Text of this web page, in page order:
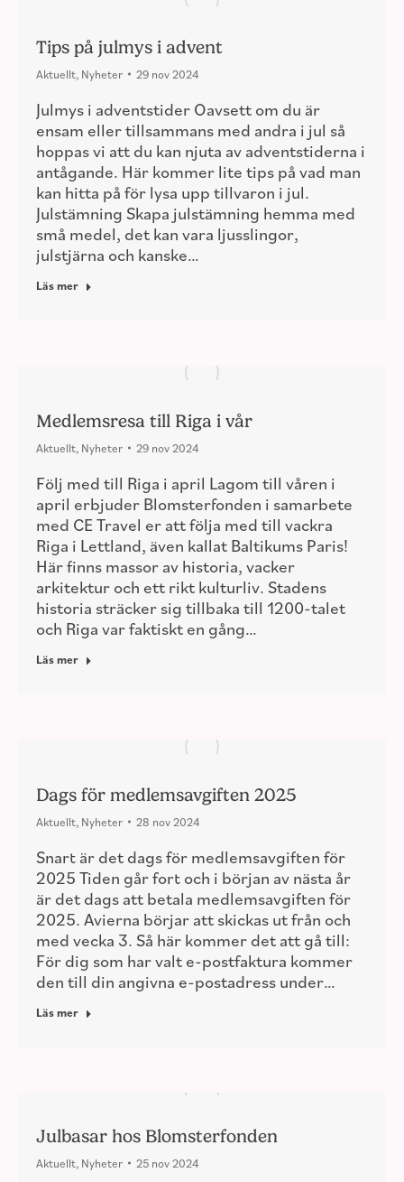
Tips på julmys i advent
Aktuellt, Nyheter 29 nov 2024
Julmys i adventstider Oavsett om du är
ensam eller tillsammans med andra i jul så
hoppas vi att du kan njuta av adventstiderna i
antågande. Här kommer lite tips på vad man
kan hitta på för lysa upp tillvaron i jul.
Julstämning Skapa julstämning hemma med
små medel, det kan vara ljusslingor,
julstjärna och kanske…
Läs mer
Medlemsresa till Riga i vår
Aktuellt, Nyheter 29 nov 2024
Följ med till Riga i april Lagom till våren i
april erbjuder Blomsterfonden i samarbete
med CE Travel er att följa med till vackra
Riga i Lettland, även kallat Baltikums Paris!
Här finns massor av historia, vacker
arkitektur och ett rikt kulturliv. Stadens
historia sträcker sig tillbaka till 1200-talet
och Riga var faktiskt en gång…
Läs mer
Dags för medlemsavgiften 2025
Aktuellt, Nyheter 28 nov 2024
Snart är det dags för medlemsavgiften för
2025 Tiden går fort och i början av nästa år
är det dags att betala medlemsavgiften för
2025. Avierna börjar att skickas ut från och
med vecka 3. Så här kommer det att gå till:
För dig som har valt e-postfaktura kommer
den till din angivna e-postadress under…
Läs mer
Julbasar hos Blomsterfonden
Aktuellt, Nyheter 25 nov 2024